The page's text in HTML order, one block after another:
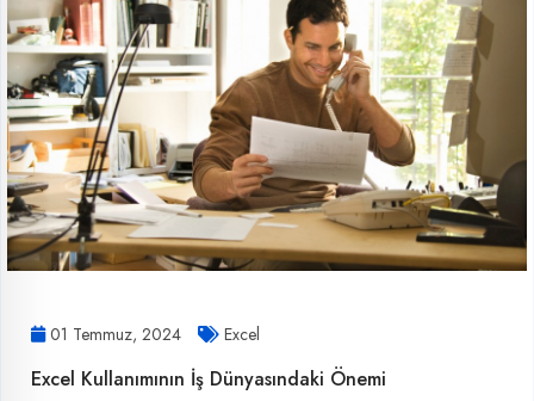
01 Temmuz, 2024 Excel
Excel Kullanımının İş Dünyasındaki Önemi